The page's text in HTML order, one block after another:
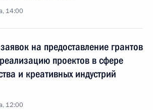
14:00
на предоставление грантов
проектов в сфере
и креативных индустрий
12:00